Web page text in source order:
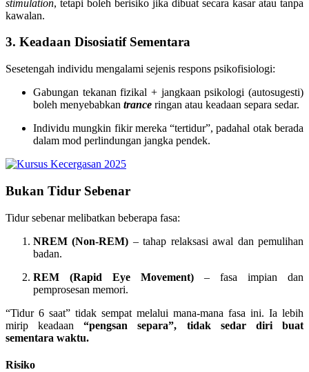
stimulation, tetapi boleh berisiko jika dibuat secara kasar atau tanpa
kawalan.
3. Keadaan Disosiatif Sementara
Sesetengah individu mengalami sejenis respons psikofisiologi:
Gabungan tekanan fizikal + jangkaan psikologi (autosugesti)
boleh menyebabkan trance ringan atau keadaan separa sedar.
Individu mungkin fikir mereka “tertidur”, padahal otak berada
dalam mod perlindungan jangka pendek.
Bukan Tidur Sebenar
Tidur sebenar melibatkan beberapa fasa:
NREM (Non-REM) – tahap relaksasi awal dan pemulihan
badan.
REM (Rapid Eye Movement) – fasa impian dan
pemprosesan memori.
“Tidur 6 saat” tidak sempat melalui mana-mana fasa ini. Ia lebih
mirip keadaan“pengsan separa”, tidak sedar diri buat
sementara waktu.
Risiko